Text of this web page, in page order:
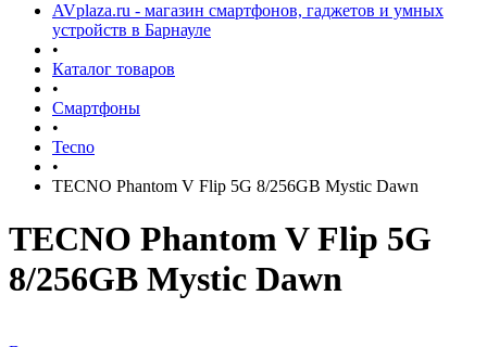
AVplaza.ru - магазин смартфонов, гаджетов и умных
устройств в Барнауле
•
Каталог товаров
•
Смартфоны
•
Tecno
•
TECNO Phantom V Flip 5G 8/256GB Mystic Dawn
TECNO Phantom V Flip 5G
8/256GB Mystic Dawn